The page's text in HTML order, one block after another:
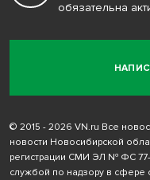
обязательна
© 2015 - 2026 VN.ru Все
новости Новосибирской
регистрации СМИ ЭЛ № ФС
службой по надзору в сфере